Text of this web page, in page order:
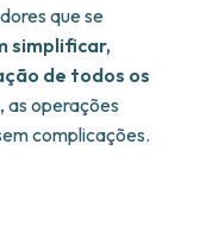
que se
simplificar,
de todos os
as operações
complicações.